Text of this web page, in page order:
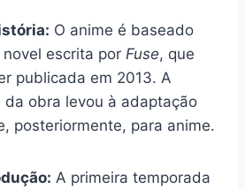
O anime é baseado
escrita por Fuse, que
publicada em 2013. A
da obra levou à adaptação
posteriormente, para anime.
A primeira temporada